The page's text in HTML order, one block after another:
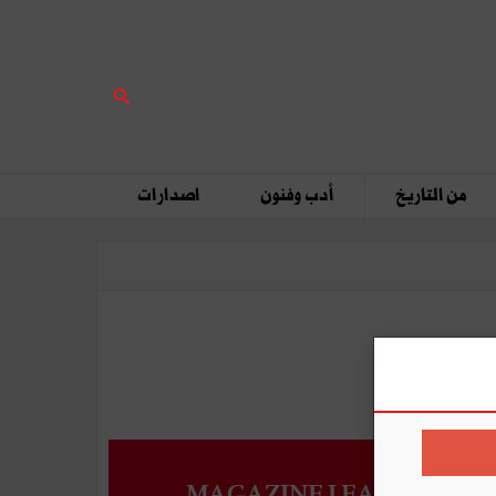
من التاريخ أدب وفنون اصدارات